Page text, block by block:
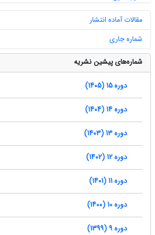
مقالات آماده انتشار
شماره جاری
شماره‌های پیشین نشریه
دوره 15 (1405)
دوره 14 (1404)
دوره 13 (1403)
دوره 12 (1402)
دوره 11 (1401)
دوره 10 (1400)
دوره 9 (1399)